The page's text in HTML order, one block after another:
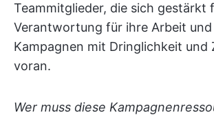
Teammitglieder, die sich gestärkt
Verantwortung für ihre Arbeit
Kampagnen mit Dringlichkeit und
voran.
Wer muss diese